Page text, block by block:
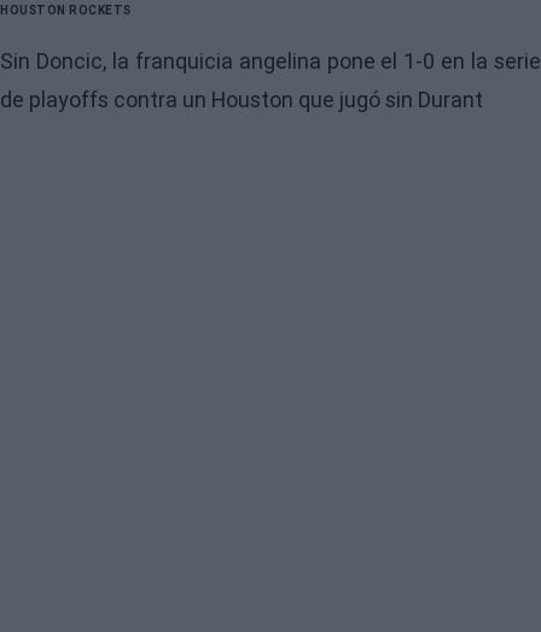
HOUSTON ROCKETS
Sin Doncic, la franquicia angelina pone el 1-0 en la serie
de playoffs contra un Houston que jugó sin Durant